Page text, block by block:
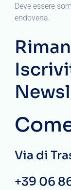
Deve essere
endovena.
Via di
+39 06